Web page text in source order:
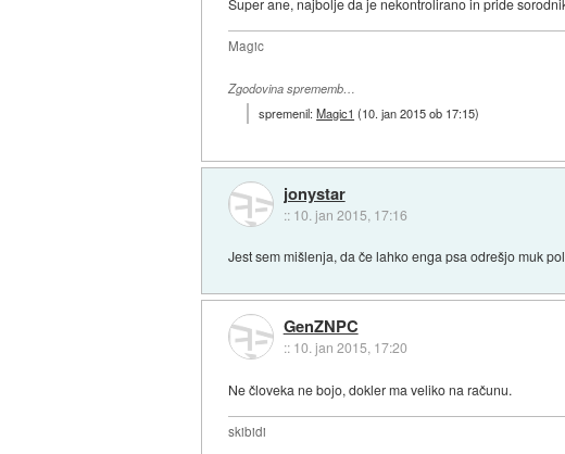
Magic
Zgodovina sprememb…
spremenil:Magic1 (10. jan 2015 ob 17:15)
jonystar
:: 10. jan 2015, 17:16
Jest sem mišlenja, da če lahko enga psa odrešjo muk
GenZNPC
:: 10. jan 2015, 17:20
Ne človeka ne bojo, dokler ma veliko na računu.
skibidi